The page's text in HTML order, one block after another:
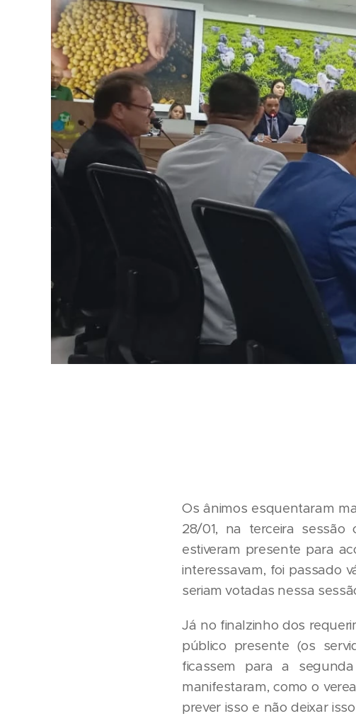
Os ânimos esquentaram
28/01, na terceira sessão
estiveram presente para
interessavam, foi passado
seriam votadas nessa
Já no finalzinho dos
público presente (os
ficassem para a
manifestaram, como o
prever isso e não deixar